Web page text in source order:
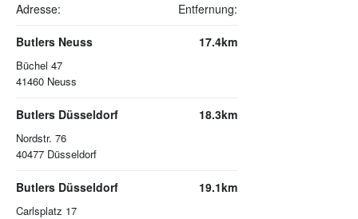
Adresse: Entfernung:
Butlers Neuss
Büchel 47
41460 Neuss
17.4km
Butlers Düsseldorf
Nordstr. 76
40477 Düsseldorf
18.3km
Butlers Düsseldorf
Carlsplatz 17
19.1km